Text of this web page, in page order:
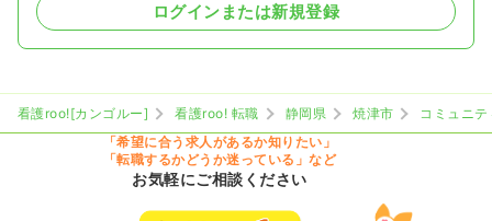
日勤のみ（常勤）
給与 30.2万円〜/月 賞与3.5ヶ月
オンコールあり
担当業務未経験可 月給30万円以上可
気になる 詳細を見る
ログインまたは新規登録
看護roo![カンゴルー] 看護roo! 転職 静岡県 焼津市
コミュニ
「希望に合う求人があるか知りたい」
「転職するかどうか迷っている」など
お気軽にご相談ください